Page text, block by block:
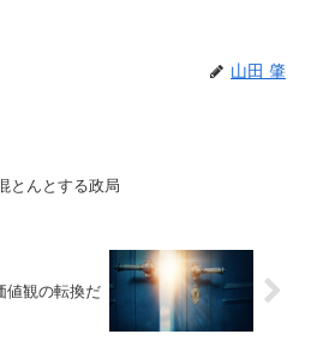
山田 肇
とんとする政局
値観の転換だ